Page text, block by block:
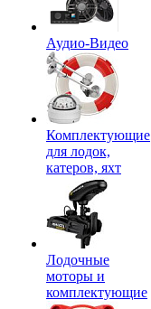
Аудио-Видео
Комплектующие
для лодок,
катеров, яхт
Лодочные
моторы и
комплектующие